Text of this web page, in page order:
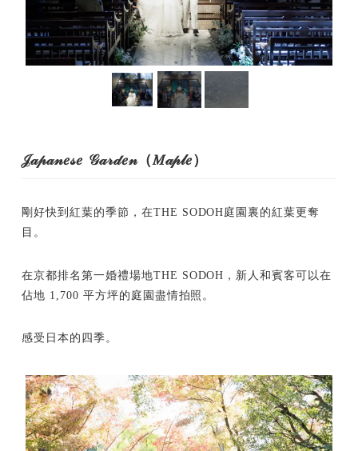
𝒥𝒶𝓅𝒶𝓃𝑒𝓈𝑒 𝒢𝒶𝓇𝒹𝑒𝓃（𝑀𝒶𝓅𝓁𝑒）
剛好快到紅葉的季節，在THE SODOH庭園裏的紅葉更奪
目。
在京都排名第一婚禮場地THE SODOH，新人和賓客可以在
佔地 1,700 平方坪的庭園盡情拍照。
感受日本的四季。